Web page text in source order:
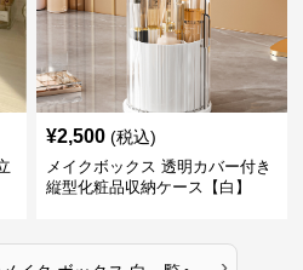
¥2,500 (税込)
メイクボックス 透明カバー付き
縦型化粧品収納ケース【白】